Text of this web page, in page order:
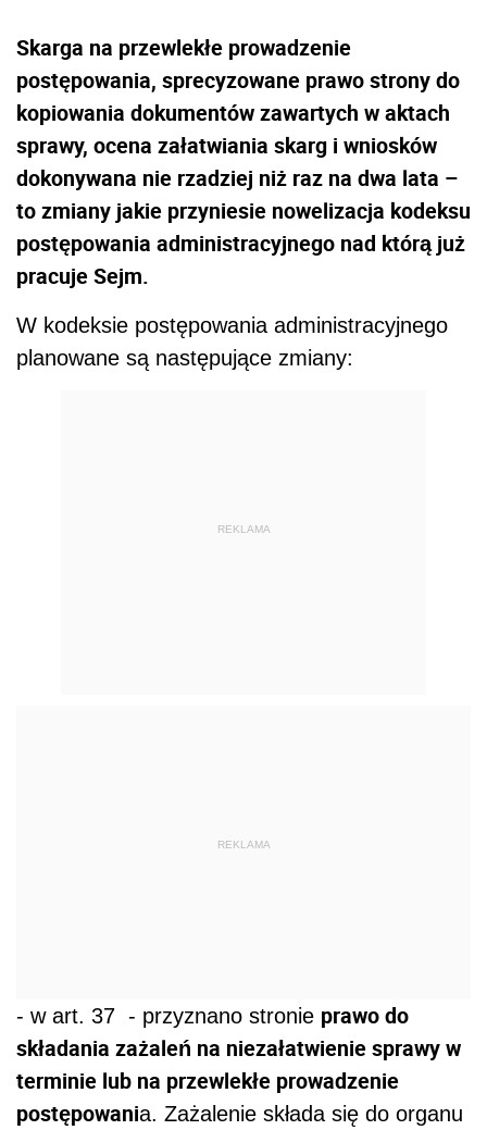
Skarga na przewlekłe prowadzenie
postępowania, sprecyzowane prawo strony do
kopiowania dokumentów zawartych w aktach
sprawy, ocena załatwiania skarg i wniosków
dokonywana nie rzadziej niż raz na dwa lata –
to zmiany jakie przyniesie nowelizacja kodeksu
postępowania administracyjnego nad którą już
pracuje Sejm.
W kodeksie postępowania administracyjnego
planowane są następujące zmiany:
REKLAMA
REKLAMA
- w art. 37 - przyznano stronie prawo do
składania zażaleń na niezałatwienie sprawy w
terminie lub na przewlekłe prowadzenie
postępowania. Zażalenie składa się do organu